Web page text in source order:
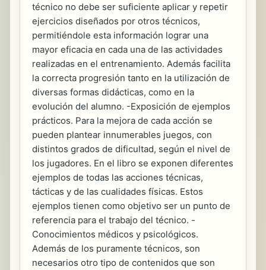
técnico no debe ser suficiente aplicar y repetir
ejercicios diseñados por otros técnicos,
permitiéndole esta información lograr una
mayor eficacia en cada una de las actividades
realizadas en el entrenamiento. Además facilita
la correcta progresión tanto en la utilización de
diversas formas didácticas, como en la
evolución del alumno. -Exposición de ejemplos
prácticos. Para la mejora de cada acción se
pueden plantear innumerables juegos, con
distintos grados de dificultad, según el nivel de
los jugadores. En el libro se exponen diferentes
ejemplos de todas las acciones técnicas,
tácticas y de las cualidades físicas. Estos
ejemplos tienen como objetivo ser un punto de
referencia para el trabajo del técnico. -
Conocimientos médicos y psicológicos.
Además de los puramente técnicos, son
necesarios otro tipo de contenidos que son